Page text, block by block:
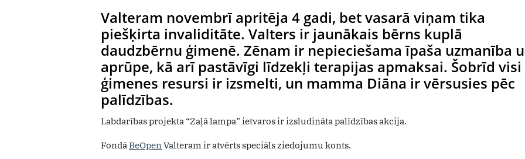
Valteram novembrī apritēja 4 gadi, bet vasarā viņam tika
piešķirta invaliditāte. Valters ir jaunākais bērns kuplā
daudzbērnu ģimenē. Zēnam ir nepieciešama īpaša uzmanība
aprūpe, kā arī pastāvīgi līdzekļi terapijas apmaksai. Šobrīd visi
ģimenes resursi ir izsmelti, un mamma Diāna ir vērsusies pēc
palīdzības.
Labdarības projekta “Zaļā lampa” ietvaros ir izsludināta palīdzības akcija.
FondāBeOpenValteram ir atvērts speciāls ziedojumu konts.